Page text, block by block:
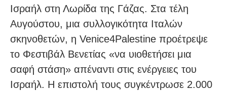
Ισραήλ στη Λωρίδα της Γάζας. Στα τέλη
Αυγούστου, μια συλλογικότητα Ιταλών
σκηνοθετών, η Venice4Palestine προέτρεψε
το Φεστιβάλ Βενετίας «να υιοθετήσει μια
σαφή στάση» απέναντι στις ενέργειες του
Ισραήλ. Η επιστολή τους συγκέντρωσε 2.000